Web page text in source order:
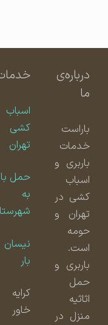
درباره‌ی
باراست
خدمات
باربری و
اسباب
کشی در
تهران و
حومه
است.
باربری و
حمل
اثاثیه
منزل در
خدمات
اسباب
کشی
تهران
حمل بار
شهرستان
نیسان